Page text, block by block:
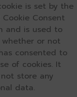
is set by the
Cookie Consent
and is used to
or not
consented to
of cookies. It
store any
data.